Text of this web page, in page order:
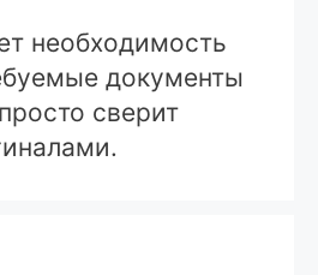
необходимость
документы
сверит